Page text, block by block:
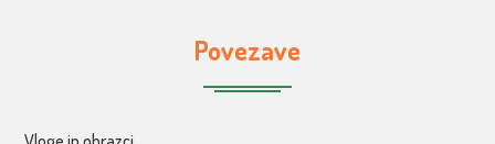
Povezave